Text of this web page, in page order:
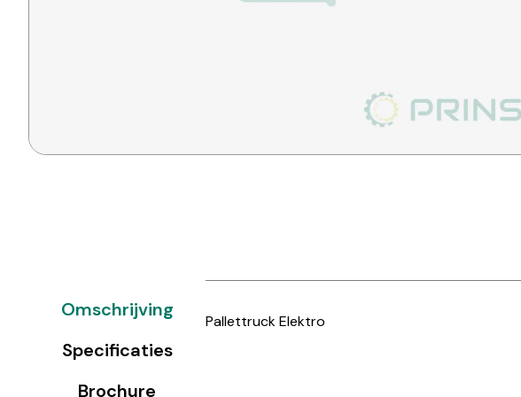
Omschrijving
Specificaties
Brochure
Pallettruck Elektro